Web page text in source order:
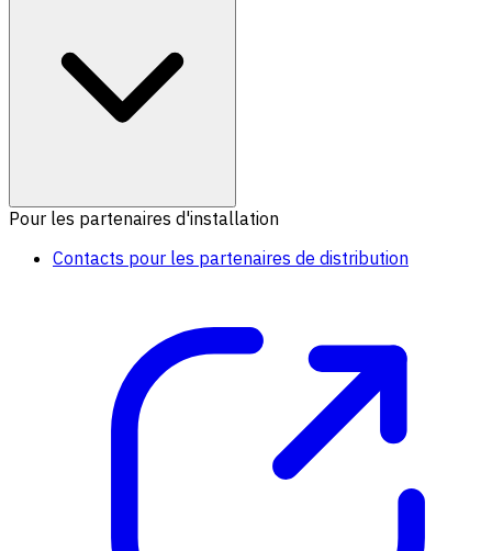
Pour les partenaires d'installation
Contacts pour les partenaires de distribution